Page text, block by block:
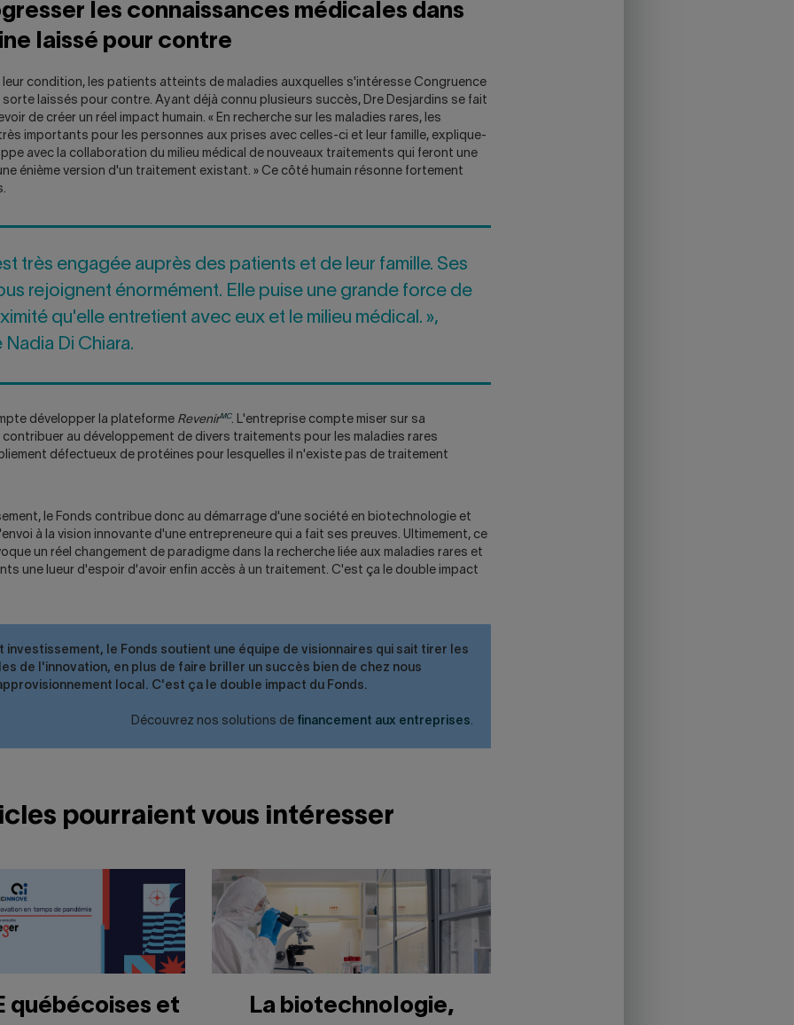
les connaissances médicales dans
laissé pour contre
leur condition, les patients atteints de maladies auxquelles s'intéresse Congruence
laissés pour contre. Ayant déjà connu plusieurs succès, Dre Desjardins se fait
de créer un réel impact humain. « En recherche sur les maladies rares, les
importants pour les personnes aux prises avec celles-ci et leur famille, explique-
avec la collaboration du milieu médical de nouveaux traitements qui feront une
énième version d'un traitement existant. » Ce côté humain résonne fortement
très engagée auprès des patients et de leur famille. Ses
rejoignent énormément. Elle puise une grande force de
qu'elle entretient avec eux et le milieu médical. »,
Di Chiara.
développer la plateforme RevenirMC. L'entreprise compte miser sur sa
au développement de divers traitements pour les maladies rares
défectueux de protéines pour lesquelles il n'existe pas de traitement
le Fonds contribue donc au démarrage d'une société en biotechnologie et
à la vision innovante d'une entrepreneure qui a fait ses preuves. Ultimement, ce
un réel changement de paradigme dans la recherche liée aux maladies rares et
une lueur d'espoir d'avoir enfin accès à un traitement. C'est ça le double impact
investissement, le Fonds soutient une équipe de visionnaires qui sait tirer les
de l'innovation, en plus de faire briller un succès bien de chez nous
local. C'est ça le double impact du Fonds.
Découvrez nos solutions de financement aux entreprises.
pourraient vous intéresser
québécoises et La biotechnologie,